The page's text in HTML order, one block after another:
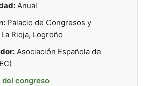
Anual
Palacio de Congresos y
Rioja, Logroño
Asociación Española de
congreso